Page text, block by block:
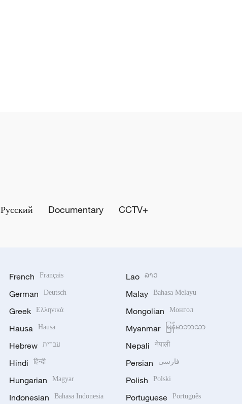
Русский Documentary CCTV+
French Français
German Deutsch
Greek Ελληνικά
Hausa Hausa
Hebrew עברית
Hindi हिन्दी
Hungarian Magyar
Indonesian Bahasa Indonesia
Lao ລາວ
Malay Bahasa Melayu
Mongolian Монгол
Myanmar မြန်မာဘာသာ
Nepali नेपाली
Persian فارسی
Polish Polski
Portuguese Português